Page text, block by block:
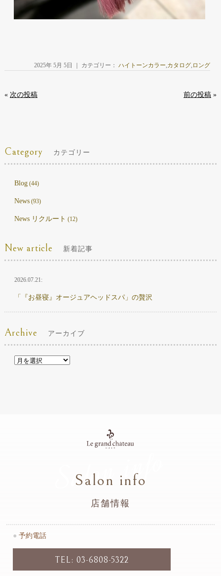
2025年 5月 5日 ｜ カテゴリー：ハイトーンカラー,カタログ, ロング
« 次の投稿 前の投稿 »
Category カテゴリー
Blog(44)
News(93)
News リクルート (12)
New article 新着記事
2026.07.21:
「『お昼寝』オージュアヘッドスパ」の贅沢
Archive アーカイブ
Salon info
Salon info
店舗情報
● 予約電話
TEL: 03-6808-5322